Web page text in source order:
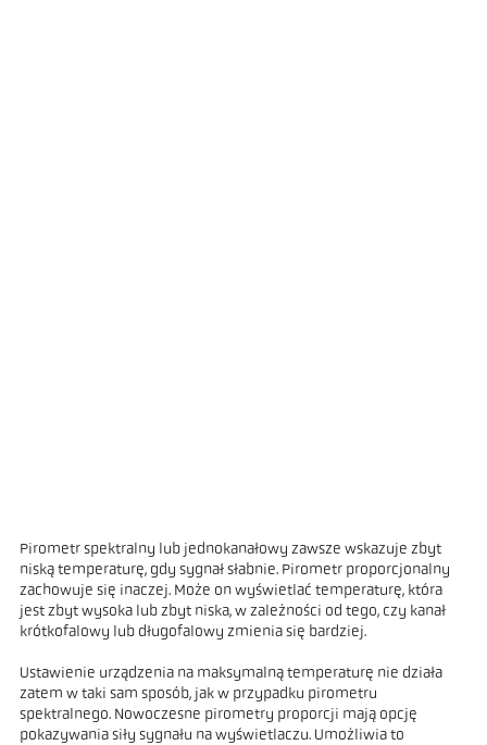
Pirometr spektralny lub jednokanałowy zawsze wskazuje zbyt
niską temperaturę, gdy sygnał słabnie. Pirometr proporcjonalny
zachowuje się inaczej. Może on wyświetlać temperaturę, która
jest zbyt wysoka lub zbyt niska, w zależności od tego, czy kanał
krótkofalowy lub długofalowy zmienia się bardziej.
Ustawienie urządzenia na maksymalną temperaturę nie działa
zatem w taki sam sposób, jak w przypadku pirometru
spektralnego. Nowoczesne pirometry proporcji mają opcję
pokazywania siły sygnału na wyświetlaczu. Umożliwia to